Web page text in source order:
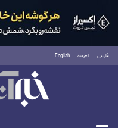
فارسی العربية English
دوشنبه ۱۹ مرداد ۱۴۰۵